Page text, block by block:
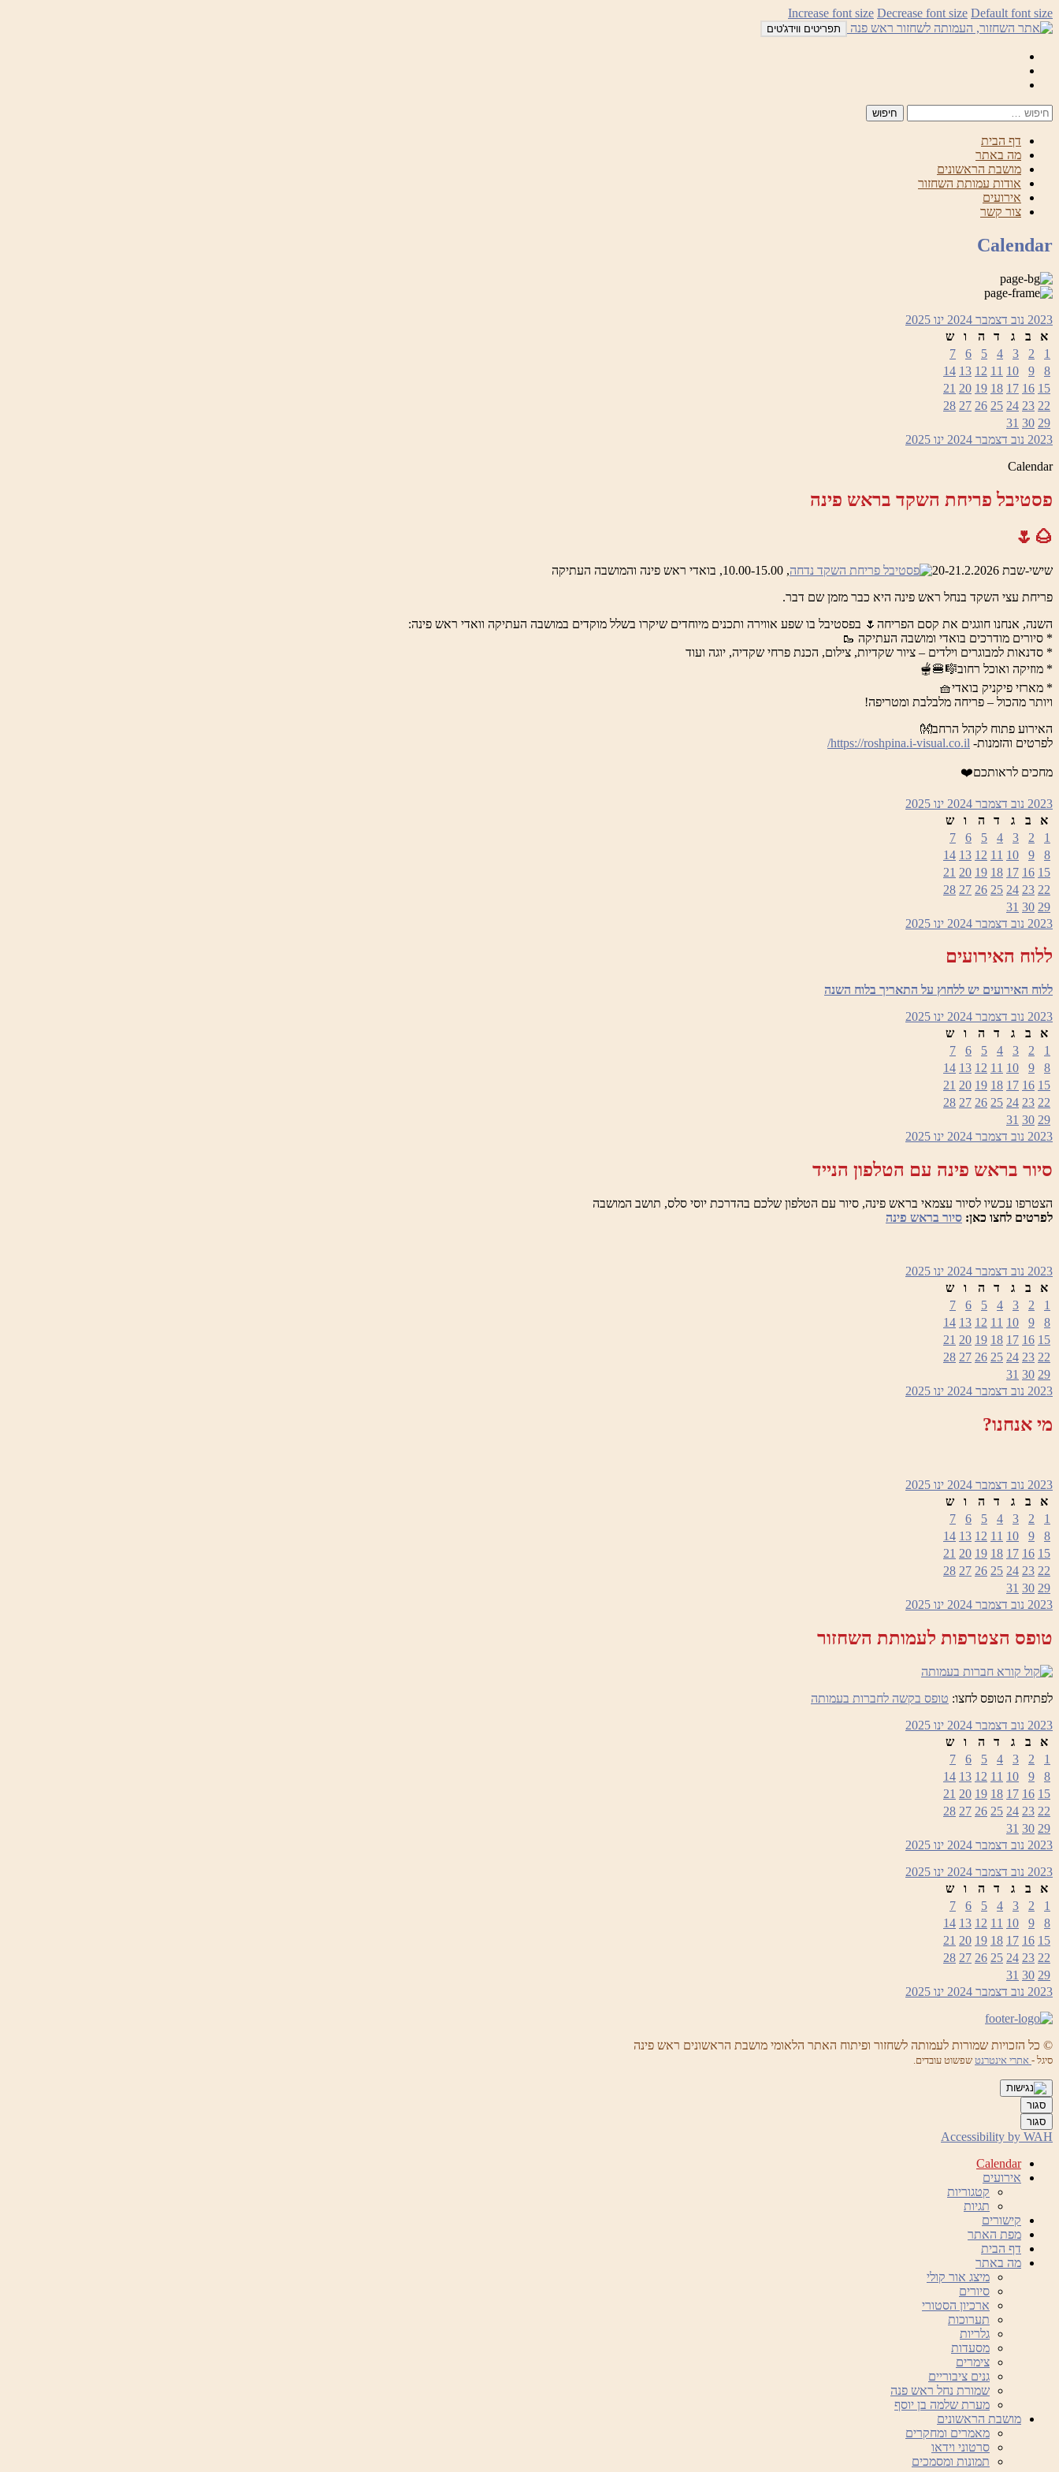
לדלג
לתוכן
Increase font size Decrease font size Default font size
תפריטים ווידג'טים
דף הבית
מה באתר
מושבת הראשונים
אודות עמותת השחזור
אירועים
צור קשר
Calendar
2023 נוב דצמבר 2024 ינו 2025
א
ב ג ד ה ו
ש
1
2
3
4
5
6
7
8
9
10
11
12
13
14
15
16
17
18
19
20
21
22
23
24
25
26
27
28
29
30
31
2023 נוב דצמבר 2024 ינו 2025
Calendar
פסטיבל פריחת השקד בראש פינה
🌰🌷
שישי-שבת 20-21.2.2026
, 10.00-15.00, בואדי ראש פינה והמושבה העתיקה
פריחת עצי השקד בנחל ראש פינה היא כבר מזמן שם דבר.
השנה, אנחנו חוגגים את קסם הפריחה🌷 בפסטיבל בו שפע אווירה ותכנים מיוחדים שיקרו בשלל מוקדים במושבה העתיקה וואדי ראש פינה:
* סיורים מודרכים בואדי ומושבה העתיקה 🥾
* סדנאות למבוגרים וילדים – ציור שקדיות, צילום, הכנת פרחי שקדיה, יוגה ועוד
* מוזיקה ואוכל רחוב🎼🍔🫕
* מארזי פיקניק בואדי🧺
ויותר מהכול – פריחה מלבלבת ומטריפה!
האירוע פתוח לקהל הרחב👐
לפרטים והזמנות- https://roshpina.i-visual.co.il/
מחכים לראותכם❤️
2023 נוב דצמבר 2024 ינו 2025
א
ב ג ד ה ו
ש
1
2
3
4
5
6
7
8
9
10
11
12
13
14
15
16
17
18
19
20
21
22
23
24
25
26
27
28
29
30
31
2023 נוב דצמבר 2024 ינו 2025
ללוח האירועים
ללוח האירועים יש ללחוץ על התאריך בלוח השנה
2023 נוב דצמבר 2024 ינו 2025
א
ב ג ד ה ו
ש
1
2
3
4
5
6
7
8
9
10
11
12
13
14
15
16
17
18
19
20
21
22
23
24
25
26
27
28
29
30
31
2023 נוב דצמבר 2024 ינו 2025
סיור בראש פינה עם הטלפון הנייד
הצטרפו עכשיו לסיור עצמאי בראש פינה, סיור עם הטלפון שלכם בהדרכת יוסי סלס, תושב המושבה
לפרטים לחצו כאן: סיור בראש פינה
2023 נוב דצמבר 2024 ינו 2025
א
ב ג ד ה ו
ש
1
2
3
4
5
6
7
8
9
10
11
12
13
14
15
16
17
18
19
20
21
22
23
24
25
26
27
28
29
30
31
2023 נוב דצמבר 2024 ינו 2025
מי אנחנו?
2023 נוב דצמבר 2024 ינו 2025
א
ב ג ד ה ו
ש
1
2
3
4
5
6
7
8
9
10
11
12
13
14
15
16
17
18
19
20
21
22
23
24
25
26
27
28
29
30
31
2023 נוב דצמבר 2024 ינו 2025
טופס הצטרפות לעמותת השחזור
לפתיחת הטופס לחצו: טופס בקשה לחברות בעמותה
2023 נוב דצמבר 2024 ינו 2025
א
ב ג ד ה ו
ש
1
2
3
4
5
6
7
8
9
10
11
12
13
14
15
16
17
18
19
20
21
22
23
24
25
26
27
28
29
30
31
2023 נוב דצמבר 2024 ינו 2025
2023 נוב דצמבר 2024 ינו 2025
א
ב ג ד ה ו
ש
1
2
3
4
5
6
7
8
9
10
11
12
13
14
15
16
17
18
19
20
21
22
23
24
25
26
27
28
29
30
31
2023 נוב דצמבר 2024 ינו 2025
© כל הזכויות שמורות לעמותה לשחזור ופיתוח האתר הלאומי מושבת הראשונים ראש פינה
סיגל - אתרי אינטרנט שפשוט עובדים.
סגור
סגור
Accessibility by WAH
Calendar
אירועים
קטגוריות
תגיות
קישורים
מפת האתר
דף הבית
מה באתר
מיצג אור קולי
סיורים
ארכיון הסטורי
תערוכות
גלריות
מסעדות
צימרים
גנים ציבוריים
שמורת נחל ראש פנה
מערת שלמה בן יוסף
מושבת הראשונים
מאמרים ומחקרים
סרטוני וידאו
תמונות ומסמכים